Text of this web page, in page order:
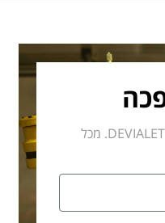
הירשמו לעדכונים חמים מ- DEVIALET. מכל